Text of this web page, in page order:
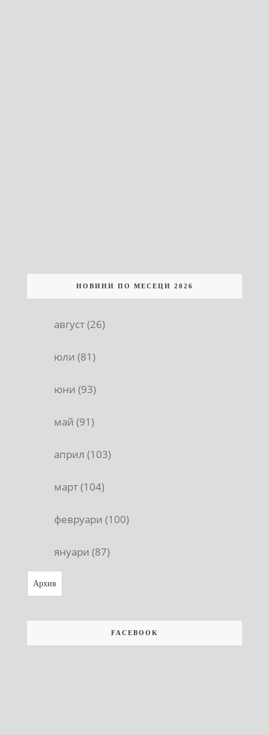
НОВИНИ ПО МЕСЕЦИ 2026
август (26)
юли (81)
юни (93)
май (91)
април (103)
март (104)
февруари (100)
януари (87)
Архив
FACEBOOK